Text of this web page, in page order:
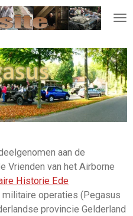
aan de
Vrienden van het Airborne
Historie Ede
operaties (Pegasus
provincie Gelderland